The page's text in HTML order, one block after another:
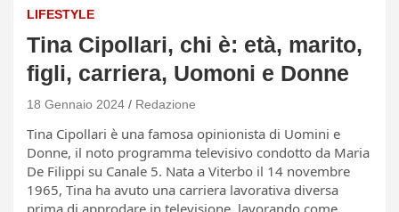
LIFESTYLE
Tina Cipollari, chi è: età, marito,
figli, carriera, Uomoni e Donne
18 Gennaio 2024 Redazione
Tina Cipollari è una famosa opinionista di Uomini e
Donne, il noto programma televisivo condotto da Maria
De Filippi su Canale 5. Nata a Viterbo il 14 novembre
1965, Tina ha avuto una carriera lavorativa diversa
prima di approdare in televisione, lavorando come